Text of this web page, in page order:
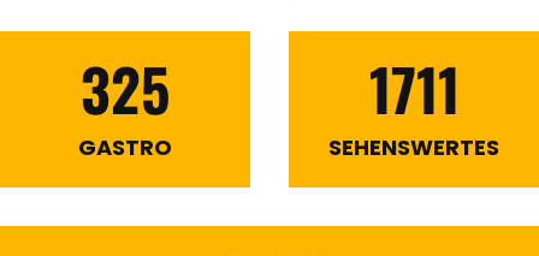
325
GASTRO
1711
SEHENSWERTES